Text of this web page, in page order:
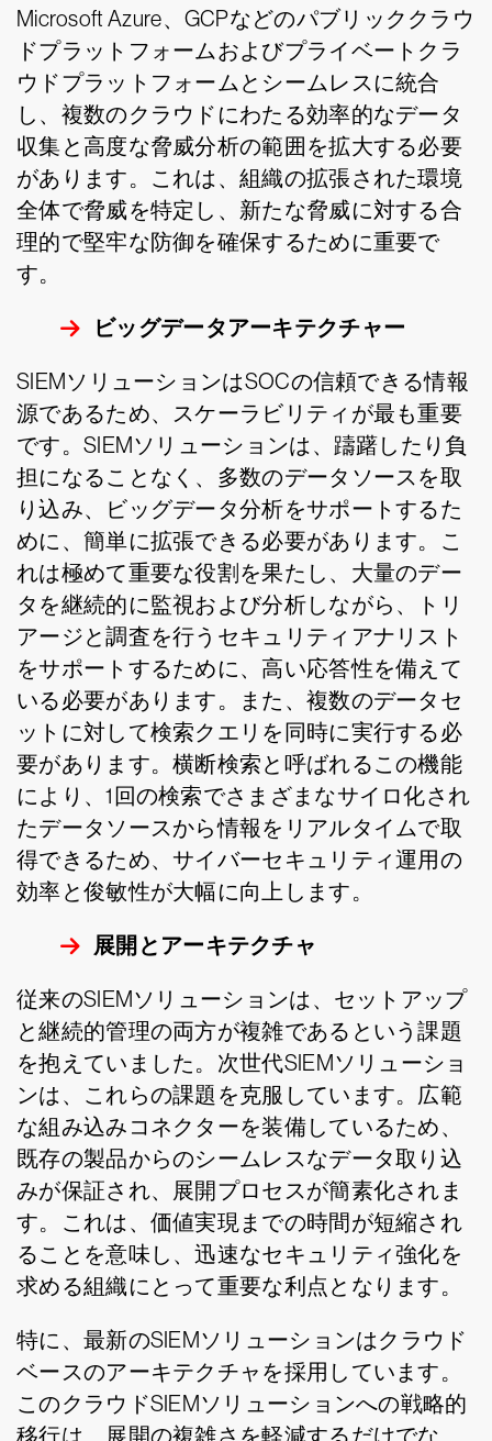
Microsoft Azure、GCPなどのパブリッククラウ
ドプラットフォームおよびプライベートクラ
ウドプラットフォームとシームレスに統合
し、複数のクラウドにわたる効率的なデータ
収集と高度な脅威分析の範囲を拡大する必要
があります。これは、組織の拡張された環境
全体で脅威を特定し、新たな脅威に対する合
理的で堅牢な防御を確保するために重要で
す。
ビッグデータアーキテクチャー
SIEMソリューションはSOCの信頼できる情報
源であるため、スケーラビリティが最も重要
です。SIEMソリューションは、躊躇したり負
担になることなく、多数のデータソースを取
り込み、ビッグデータ分析をサポートするた
めに、簡単に拡張できる必要があります。こ
れは極めて重要な役割を果たし、大量のデー
タを継続的に監視および分析しながら、トリ
アージと調査を行うセキュリティアナリスト
をサポートするために、高い応答性を備えて
いる必要があります。また、複数のデータセ
ットに対して検索クエリを同時に実行する必
要があります。横断検索と呼ばれるこの機能
により、1回の検索でさまざまなサイロ化され
たデータソースから情報をリアルタイムで取
得できるため、サイバーセキュリティ運用の
効率と俊敏性が大幅に向上します。
展開とアーキテクチャ
従来のSIEMソリューションは、セットアップ
と継続的管理の両方が複雑であるという課題
を抱えていました。次世代SIEMソリューショ
ンは、これらの課題を克服しています。広範
な組み込みコネクターを装備しているため、
既存の製品からのシームレスなデータ取り込
みが保証され、展開プロセスが簡素化されま
す。これは、価値実現までの時間が短縮され
ることを意味し、迅速なセキュリティ強化を
求める組織にとって重要な利点となります。
特に、最新のSIEMソリューションはクラウド
ベースのアーキテクチャを採用しています。
このクラウドSIEMソリューションへの戦略的
移行は、展開の複雑さを軽減するだけでな